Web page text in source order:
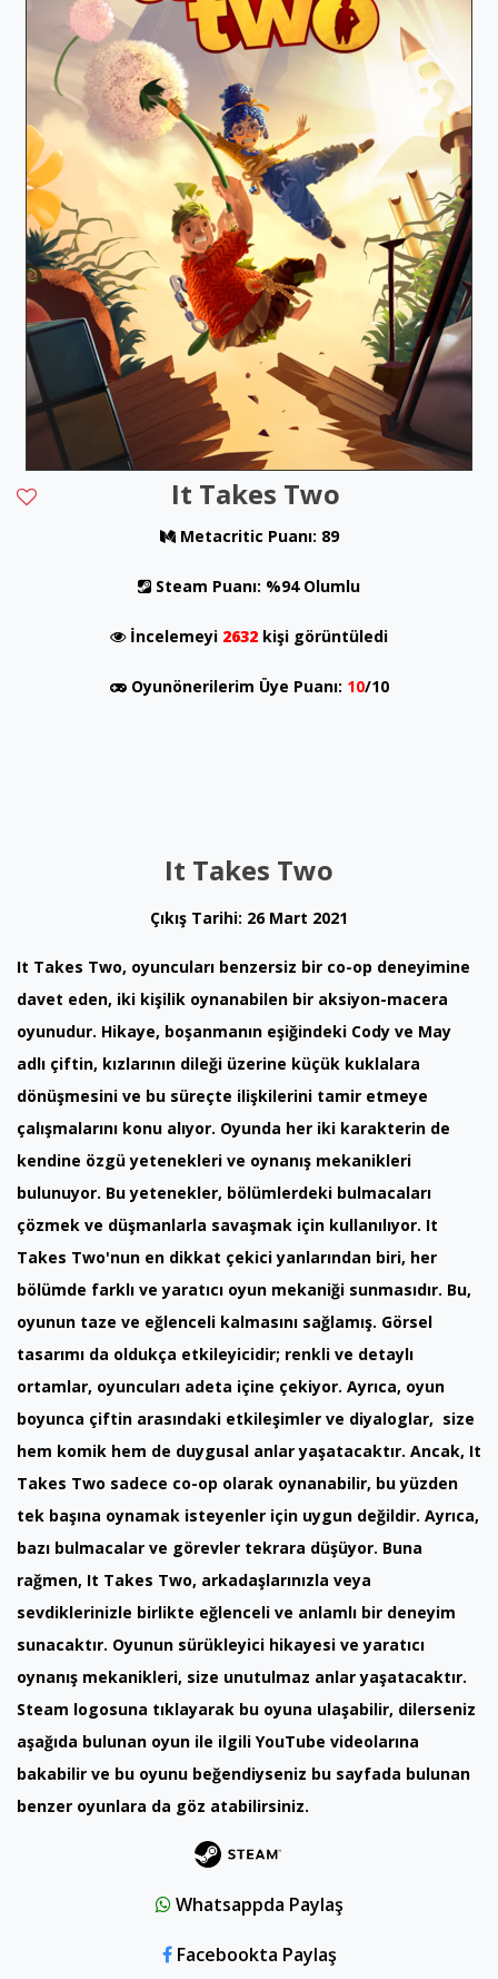
It Takes Two
Metacritic Puanı: 89
Steam Puanı: %94 Olumlu
İncelemeyi 2632 kişi görüntüledi
Oyunönerilerim Üye Puanı: 10/10
It Takes Two
Çıkış Tarihi: 26 Mart 2021
It Takes Two, oyuncuları benzersiz bir co-op deneyimine
davet eden, iki kişilik oynanabilen bir aksiyon-macera
oyunudur. Hikaye, boşanmanın eşiğindeki Cody ve May
adlı çiftin, kızlarının dileği üzerine küçük kuklalara
dönüşmesini ve bu süreçte ilişkilerini tamir etmeye
çalışmalarını konu alıyor. Oyunda her iki karakterin de
kendine özgü yetenekleri ve oynanış mekanikleri
bulunuyor. Bu yetenekler, bölümlerdeki bulmacaları
çözmek ve düşmanlarla savaşmak için kullanılıyor. It
Takes Two'nun en dikkat çekici yanlarından biri, her
bölümde farklı ve yaratıcı oyun mekaniği sunmasıdır. Bu,
oyunun taze ve eğlenceli kalmasını sağlamış. Görsel
tasarımı da oldukça etkileyicidir; renkli ve detaylı
ortamlar, oyuncuları adeta içine çekiyor. Ayrıca, oyun
boyunca çiftin arasındaki etkileşimler ve diyaloglar, size
hem komik hem de duygusal anlar yaşatacaktır. Ancak, It
Takes Two sadece co-op olarak oynanabilir, bu yüzden
tek başına oynamak isteyenler için uygun değildir. Ayrıca,
bazı bulmacalar ve görevler tekrara düşüyor. Buna
rağmen, It Takes Two, arkadaşlarınızla veya
sevdiklerinizle birlikte eğlenceli ve anlamlı bir deneyim
sunacaktır. Oyunun sürükleyici hikayesi ve yaratıcı
oynanış mekanikleri, size unutulmaz anlar yaşatacaktır.
Steam logosuna tıklayarak bu oyuna ulaşabilir, dilerseniz
aşağıda bulunan oyun ile ilgili YouTube videolarına
bakabilir ve bu oyunu beğendiyseniz bu sayfada bulunan
benzer oyunlara da göz atabilirsiniz.
Whatsappda Paylaş
Facebookta Paylaş